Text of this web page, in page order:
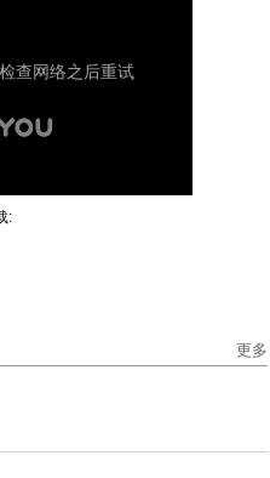
:
更多